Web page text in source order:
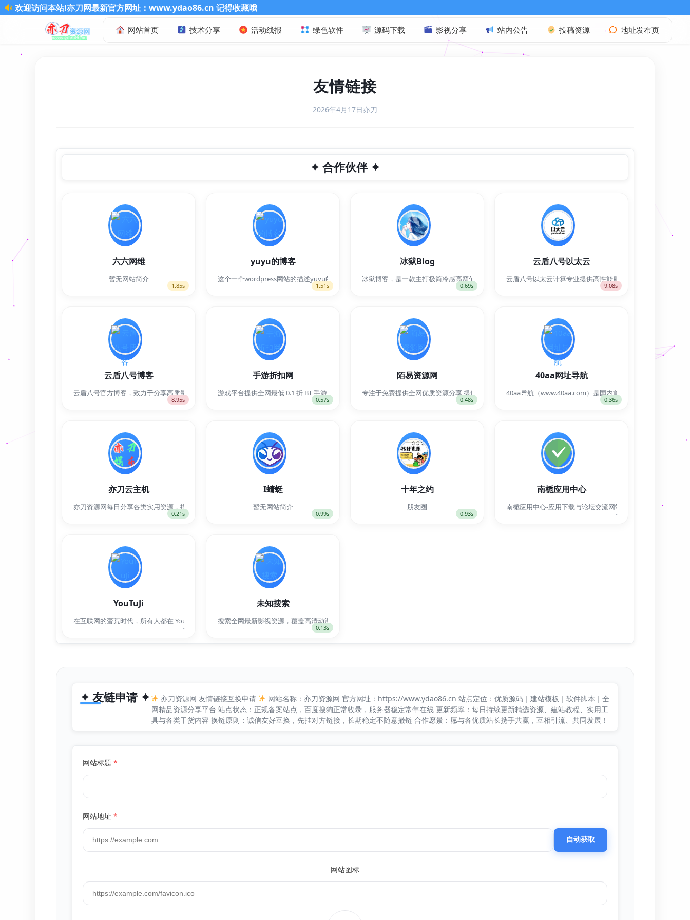
亦刀网最新官方网址：www.ydao86.cn 记得收藏哦
网站首页 技术分享 活动线报 绿色软件 源码下载 影视分享 站内公告 投稿资源 地址发布页
友情链接
2026年4月17日亦刀
✦ 合作伙伴 ✦
六六网维
暂无网站简介
1.85s
yuyu的博客
这个一个wordpress网站的描述yuyu的博客是一个由学生打造、为学生服务的垂直内容平台，专注于实用资源分享、技术教程拆解与效率工具测评，致力于成为
1.51s
冰狱Blog
冰狱博客，是一款主打极简冷感高颜值的个人博客系统，采用PHP+JavaScript开发，原生支持多分站功能，界
0.69s
云盾八号以太云
云盾八号以太云计算专业提供高性能服务器租用与托管服务
9.08s
云盾八号博客
云盾八号官方博客，致力于分享高质量的服务器运维经验、Linux系统教程及IDC行业资讯。为您提供从服务器搭建、宝塔面板配置到网络安全防护的一站式技术解决方案，做您IDC道路上最坚实的后盾。
8.95s
手游折扣网
游戏平台提供全网最低 0.1 折 BT 手游，上线即送满 V 特权、无限元宝和顶级装备！包含变态版、公益服、无限内购、折扣服等多种福利版本，涵盖传奇、魔
0.57s
陌易资源网
专注于免费提供全网优质资源分享,提供最新活动线报,技术教程,活动线报,话费流量,免费撸实物,褥羊毛 ,QQ技
0.48s
40aa网址导航
40aa导航（www.40aa.com）是国内首屈一指的技术教程QQ
0.36s
亦刀云主机
亦刀资源网每日分享各类实用资源，提供网站源码、实用工具、设计素材与学习教程，安全便捷，免费下载。
0.21s
I蜻蜓
暂无网站简介
0.99s
十年之约
朋友圈
0.93s
南栀应用中心
南栀应用中心-应用下载与论坛交流网站
-
YouTuJi
在互联网的蛮荒时代，所有人都在 YouTube 上‘看’视频，当一个被动的观众。但有一小撮人，他们不满足于只做一个看客。他们动手装机、研究AI、画图探索。
-
未知搜索
搜索全网最新影视资源，覆盖高清动漫、热门电影、热播电视剧、综艺、美剧、韩剧等剧集与影片。支持在线播放、无广告秒加载、中文字幕齐全，体验流畅
0.13s
✦ 友链申请 ✦ 亦刀资源网 友情链接互换申请
网站名称：亦刀资源网 官方网址：https://www.ydao86.cn 站点定位：优质源码｜建站模板｜软件脚本｜全
网精品资源分享平台 站点状态：正规备案站点，百度搜狗正常收录，服务器稳定常年在线 更新频率：每日持续更新精选资源、建站教程、实用工
具与各类干货内容 换链原则：诚信友好互换，先挂对方链接，长期稳定不随意撤链 合作愿景：愿与各优质站长携手共赢，互相引流、共同发展！
网站标题 *
网站地址 *
自动获取
网站图标